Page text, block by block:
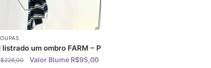
um ombro FARM – P
228,00 R$95,00